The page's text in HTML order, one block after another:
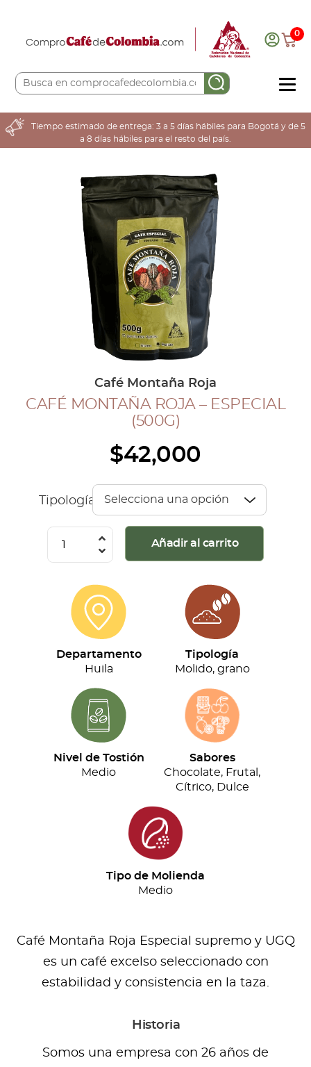
0
COMPRA AQUÍ
COLOMBIA CAFETERA
COLECCIÓN CAFETERA
INGRESAR
Cerrar Sesión
Tiempo estimado de entrega: 3 a 5 días hábiles para Bogotá y de 5
a 8 días hábiles para el resto del país.
Café Montaña Roja
CAFÉ MONTAÑA ROJA – ESPECIAL
(500G)
$42,000
Tipología
Especial
(500g)
cantidad
Añadir al carrito
Departamento
Huila
Tipología
Molido, grano
Nivel de Tostión
Medio
Sabores
Chocolate, Frutal,
Cítrico, Dulce
Tipo de Molienda
Medio
Café Montaña Roja Especial supremo y UGQ
es un café excelso seleccionado con
estabilidad y consistencia en la taza.
Historia
Somos una empresa con 26 años de